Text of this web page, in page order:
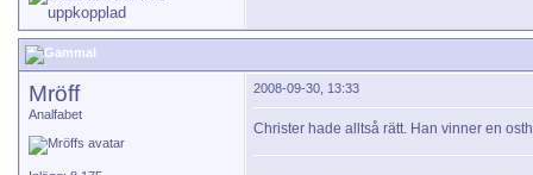
Mröff
Analfabet
2008-09-30, 13:33
Christer hade alltså rätt. Han vinner en